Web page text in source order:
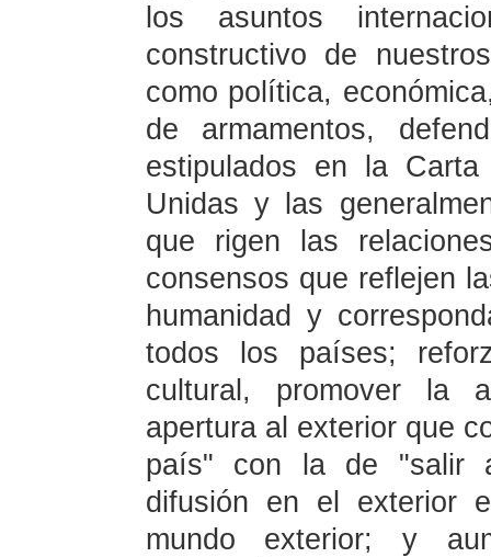
los asuntos
constructivo de
como política,
de armamentos,
estipulados en la
Unidas y las
que rigen las
consensos que reflejen
humanidad y
todos los países;
cultural, promover la
apertura al exterior que
país" con la de "salir
difusión en el exterior
mundo exterior; y